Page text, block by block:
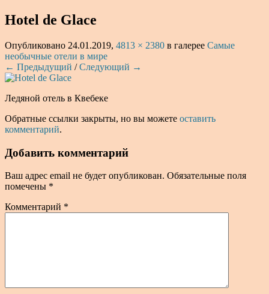
Hotel de Glace
Опубликовано 24.01.2019, 4813 × 2380 в галерее Самые
необычные отели в мире
← Предыдущий /Следующий →
Ледяной отель в Квебеке
Обратные ссылки закрыты, но вы можете оставить
комментарий.
Добавить комментарий
Ваш адрес email не будет опубликован. Обязательные поля
помечены *
Комментарий *